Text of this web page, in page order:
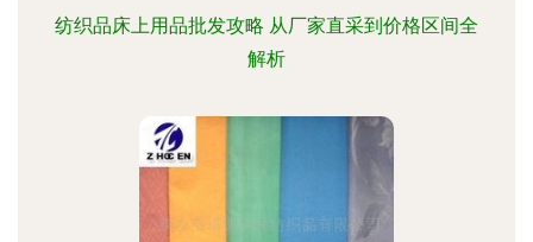
纺织品床上用品批发攻略 从厂家直采到价格区间全
解析